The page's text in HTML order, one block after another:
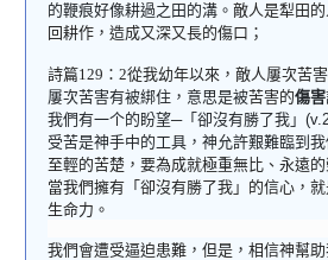
的鞭痕好像耕過之田的溝。 敵人是犁田
回耕作，造成又深又長的傷口；
詩篇129 ： 2從我幼年以來，敵人屢次苦
屢次苦害有被綁住，意思是被苦害的傷害
我們有一个的盼望─「 卻沒有勝了我 」
受苦是神手中的工具，神允許艱難臨到我
至輕的苦楚，要為成就極重無比、永遠
當我們擁有「 卻沒有勝了我 」的信心，
生命力。
我們會遭受逼迫患難，但是，相信神幫